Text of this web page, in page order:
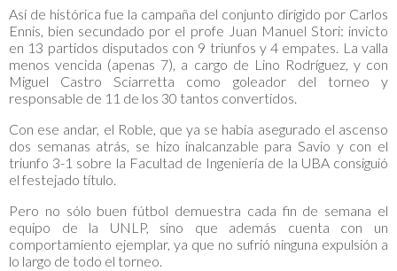
Así de histórica fue la campaña del conjunto dirigido por Carlos
Ennis, bien secundado por el profe Juan Manuel Stori: invicto
en 13 partidos disputados con 9 triunfos y 4 empates. La valla
menos vencida (apenas 7), a cargo de Lino Rodríguez, y con
Miguel Castro Sciarretta como goleador del torneo y
responsable de 11 de los 30 tantos convertidos.
Con ese andar, el Roble, que ya se había asegurado el ascenso
dos semanas atrás, se hizo inalcanzable para Savio y con el
triunfo 3-1 sobre la Facultad de Ingeniería de la UBA consiguió
el festejado título.
Pero no sólo buen fútbol demuestra cada fin de semana el
equipo de la UNLP, sino que además cuenta con un
comportamiento ejemplar, ya que no sufrió ninguna expulsión a
lo largo de todo el torneo.